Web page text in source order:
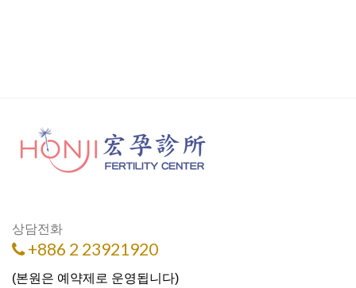
상담전화
+886 2 23921920
(본원은 예약제로 운영됩니다)